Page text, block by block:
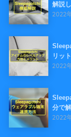
解説
2022
リッ
2022
分で
2022